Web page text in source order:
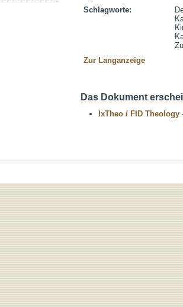
Schlagworte:
Zur Langanzeige
Das Dokument
IxTheo / FID Theology